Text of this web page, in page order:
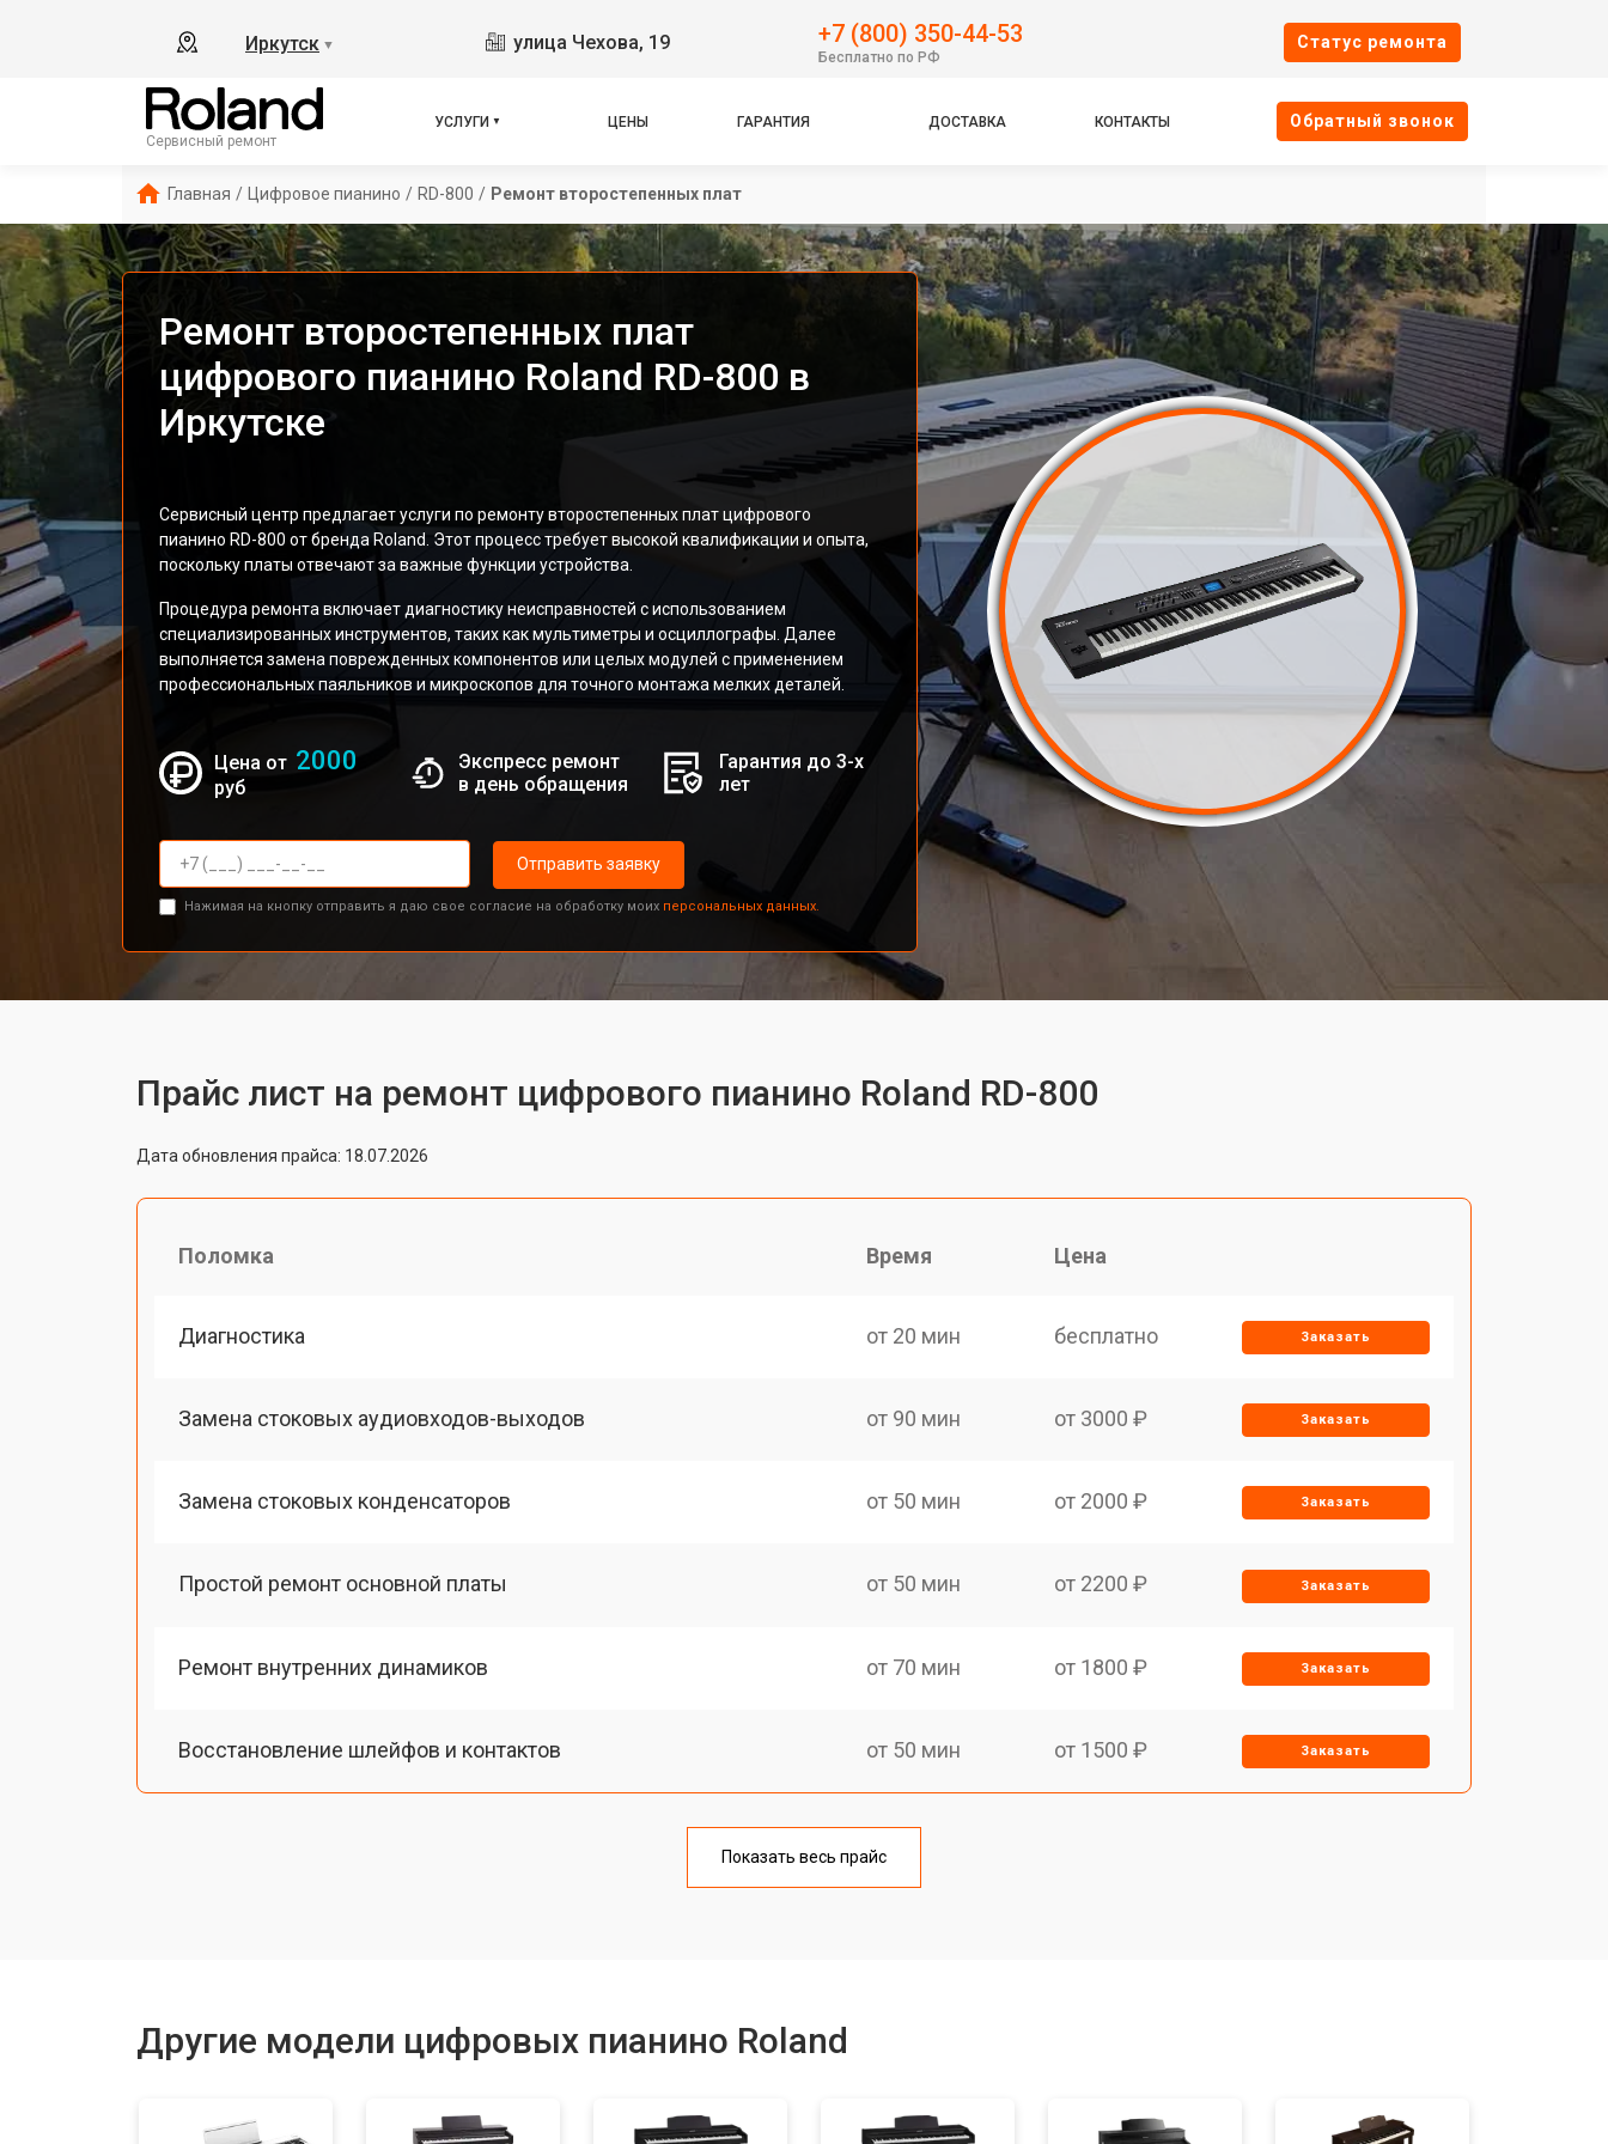
Иркутск ▼ улица Чехова, 19 +7 (800) 350-44-53
Бесплатно по РФ
Cтатус ремонта
Сервисный ремонт
УСЛУГИ ЦЕНЫ ГАРАНТИЯ ДОСТАВКА КОНТАКТЫ Oбратный звонок
Главная / Цифровое пианино / RD-800 / Ремонт второстепенных плат
Ремонт второстепенных плат
цифрового пианино Roland RD-800 в
Иркутске
Сервисный центр предлагает услуги по ремонту второстепенных плат цифрового
пианино RD-800 от бренда Roland. Этот процесс требует высокой квалификации и опыта,
поскольку платы отвечают за важные функции устройства.
Процедура ремонта включает диагностику неисправностей с использованием
специализированных инструментов, таких как мультиметры и осциллографы. Далее
выполняется замена поврежденных компонентов или целых модулей с применением
профессиональных паяльников и микроскопов для точного монтажа мелких деталей.
Цена от 2000
руб
Экспресс ремонт
в день обращения
Гарантия до 3-х
лет
Отправить заявку
Нажимая на кнопку отправить я даю свое согласие на обработку моих персональных данных.
Прайс лист на ремонт цифрового пианино Roland RD-800
Дата обновления прайса: 18.07.2026
Поломка Время Цена
Диагностика от 20 мин бесплатно Заказать
Замена стоковых аудиовходов-выходов от 90 мин от 3000 ₽ Заказать
Замена стоковых конденсаторов от 50 мин от 2000 ₽ Заказать
Простой ремонт основной платы от 50 мин от 2200 ₽ Заказать
Ремонт внутренних динамиков от 70 мин от 1800 ₽ Заказать
Восстановление шлейфов и контактов от 50 мин от 1500 ₽ Заказать
Замена токопроводящих резинок механизма клавиш от 50 мин
Показать весь прайс
Другие модели цифровых пианино Roland